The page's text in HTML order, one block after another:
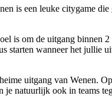
is een leuke citygame
is om de uitgang binnen
starten wanneer het jullie
uitgang van Wenen.
natuurlijk ook in teams